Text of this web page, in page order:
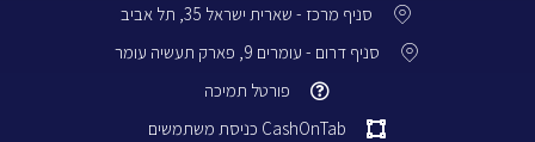
סניף מרכז - שארית ישראל 35, תל אביב
סניף דרום - עומרים 9, פארק תעשיה עומר
פורטל תמיכה
CashOnTab כניסת משתמשים